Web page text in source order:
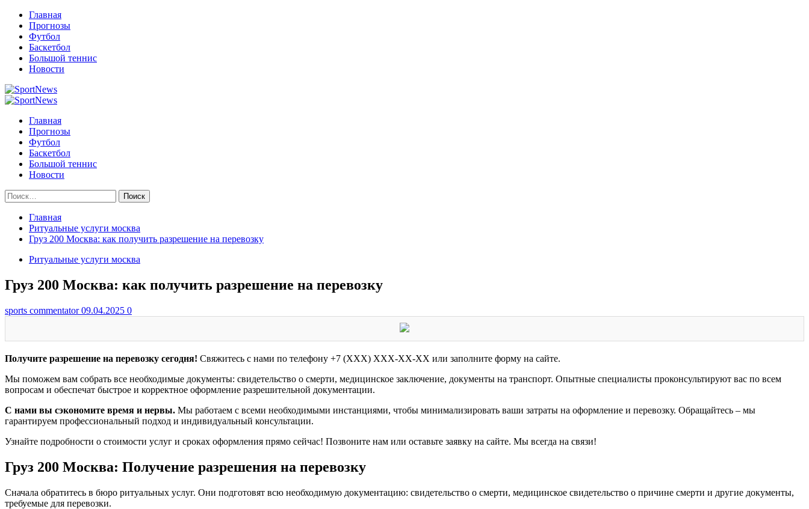
Перейти
содержимому
Главная
Прогнозы
Футбол
Баскетбол
Большой теннис
Новости
Primary
Главная
Прогнозы
Футбол
Баскетбол
Большой теннис
Новости
Найти:
Главная
Ритуальные услуги москва
Груз 200 Москва: как получить разрешение на перевозку
Ритуальные услуги москва
Груз 200 Москва: как получить разрешение на перевозку
sports commentator09.04.2025 0
Получите разрешение на перевозку сегодня! Свяжитесь с нами по телефону +7 (XXX) XXX-XX-XX или заполните форму на сайте.
Мы поможем вам собрать все необходимые документы: свидетельство о смерти, медицинское заключение, документы на транспорт. Опытные специалисты проконсультируют вас по всем
вопросам и обеспечат быстрое и корректное оформление разрешительной документации.
С нами вы сэкономите время и нервы. Мы работаем с всеми необходимыми инстанциями, чтобы минимализировать ваши затраты на оформление и перевозку. Обращайтесь – мы
гарантируем профессиональный подход и индивидуальный консультации.
Узнайте подробности о стоимости услуг и сроках оформления прямо сейчас! Позвоните нам или оставьте заявку на сайте. Мы всегда на связи!
Груз 200 Москва: Получение разрешения на перевозку
Сначала обратитесь в бюро ритуальных услуг. Они подготовят всю необходимую документацию: свидетельство о смерти, медицинское свидетельство о причине смерти и другие документы,
требуемые для перевозки.